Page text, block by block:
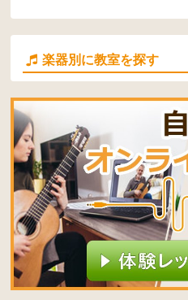
楽器別に教室を探す